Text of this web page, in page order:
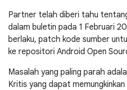
Partner telah diberi tahu
dalam buletin pada 1 Februari
berlaku, patch kode sumber
ke repositori Android Open
Masalah yang paling parah
Kritis yang dapat